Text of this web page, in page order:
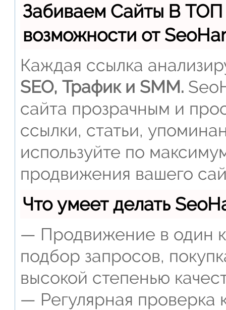
Забиваем Сайты В
возможности от
Каждая ссылка
SEO, Трафик и SMM.
сайта прозрачным и
ссылки, статьи,
используйте по
продвижения вашего
Что умеет делать
— Продвижение в один
подбор запросов,
высокой степенью
— Регулярная проверка